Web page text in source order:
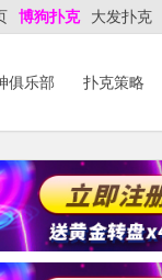
博狗扑克 大发扑克
俱乐部 扑克策略